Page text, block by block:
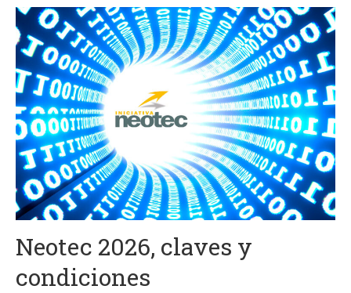
Neotec 2026, claves y
condiciones